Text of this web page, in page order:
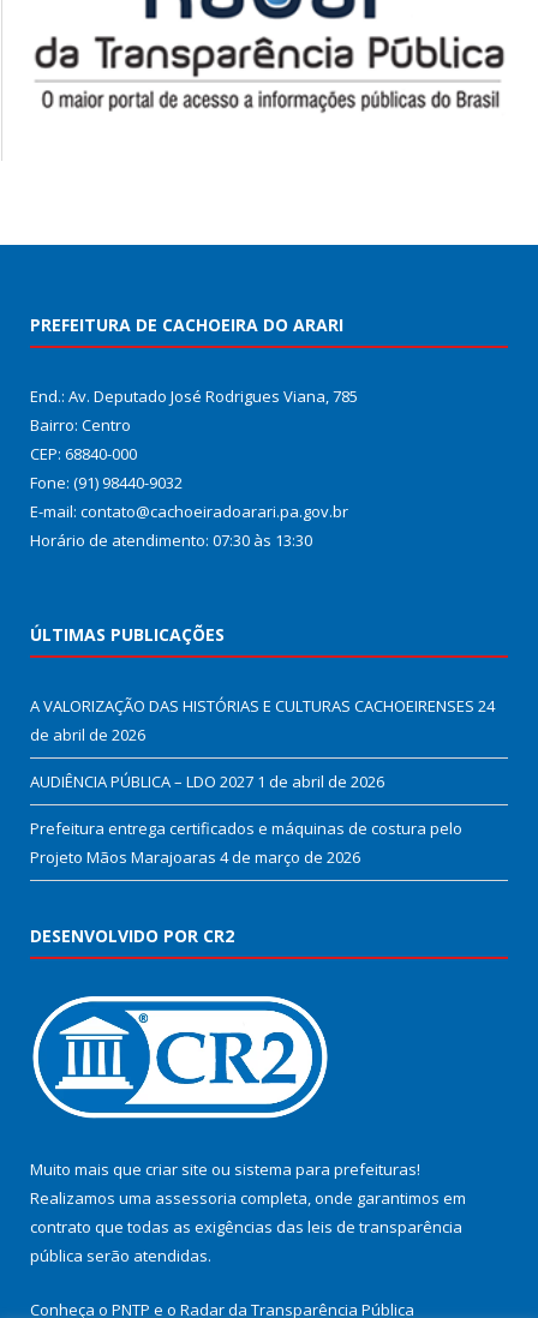
PREFEITURA DE CACHOEIRA DO ARARI
End.: Av. Deputado José Rodrigues Viana, 785
Bairro: Centro
CEP: 68840-000
Fone: (91) 98440-9032
E-mail: contato@cachoeiradoarari.pa.gov.br
Horário de atendimento: 07:30 às 13:30
ÚLTIMAS PUBLICAÇÕES
A VALORIZAÇÃO DAS HISTÓRIAS E CULTURAS CACHOEIRENSES 24
de abril de 2026
AUDIÊNCIA PÚBLICA – LDO 2027 1 de abril de 2026
Prefeitura entrega certificados e máquinas de costura pelo
Projeto Mãos Marajoaras 4 de março de 2026
DESENVOLVIDO POR CR2
Muito mais que criar site ou sistema para prefeituras!
Realizamos uma assessoria completa, onde garantimos em
contrato que todas as exigências das leis de transparência
pública serão atendidas.
Conheça o PNTP e o Radar da Transparência Pública